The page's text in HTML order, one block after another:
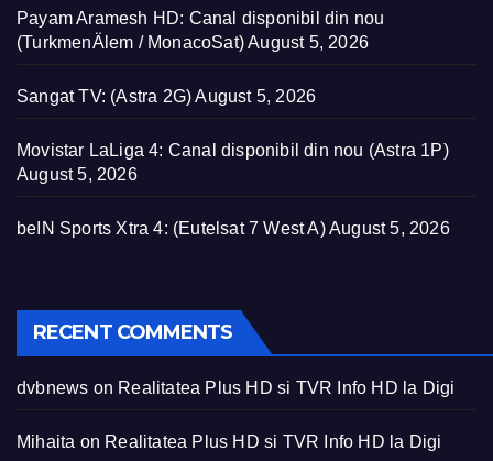
Payam Aramesh HD: Canal disponibil din nou
(TurkmenÄlem / MonacoSat)August 5, 2026
Sangat TV: (Astra 2G) August 5, 2026
Movistar LaLiga 4: Canal disponibil din nou (Astra 1P)
August 5, 2026
beIN Sports Xtra 4: (Eutelsat 7 West A)August 5, 2026
RECENT COMMENTS
dvbnews on Realitatea Plus HD si TVR Info HD la Digi
Mihaita on Realitatea Plus HD si TVR Info HD la Digi